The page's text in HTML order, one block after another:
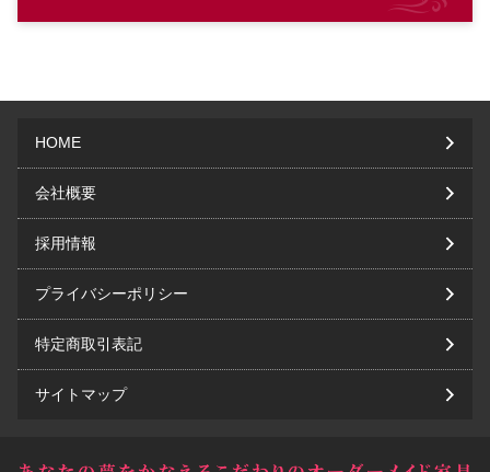
HOME
会社概要
採用情報
プライバシーポリシー
特定商取引表記
サイトマップ